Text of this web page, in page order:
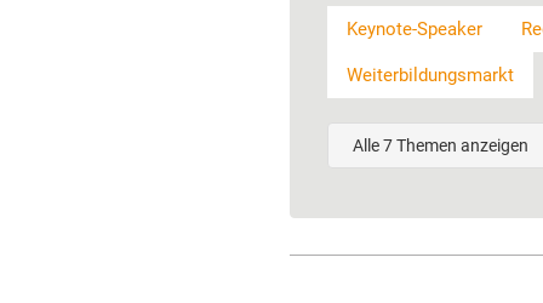
Keynote-Speaker
Weiterbildungsmarkt
Alle 7 Themen anzeigen